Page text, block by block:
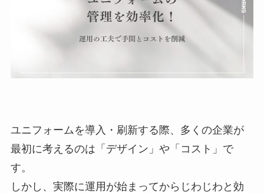
ユニフォームを導入・刷新する際、多くの企業が
最初に考えるのは「デザイン」や「コスト」で
す。
しかし、実際に運用が始まってからじわじわと効